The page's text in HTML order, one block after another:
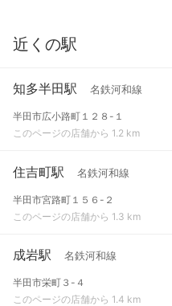
近くの駅
知多半田駅 名鉄河和線
半田市広小路町１２８-１
このページの店舗から 1.2 km
住吉町駅 名鉄河和線
半田市宮路町１５６-２
このページの店舗から 1.3 km
成岩駅 名鉄河和線
半田市栄町３-４
このページの店舗から 1.4 km